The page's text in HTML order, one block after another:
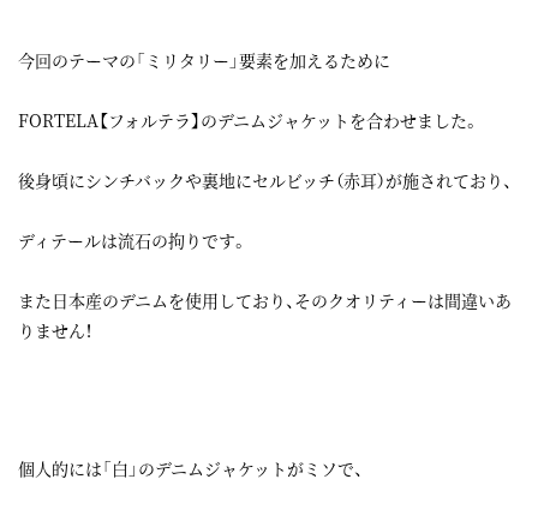
今回のテーマの「ミリタリー」要素を加えるために
FORTELA【フォルテラ】のデニムジャケットを合わせました。
後身頃にシンチバックや裏地にセルビッチ（赤耳）が施されており、
ディテールは流石の拘りです。
また日本産のデニムを使用しており、そのクオリティーは間違いあ
りません！
個人的には「白」のデニムジャケットがミソで、